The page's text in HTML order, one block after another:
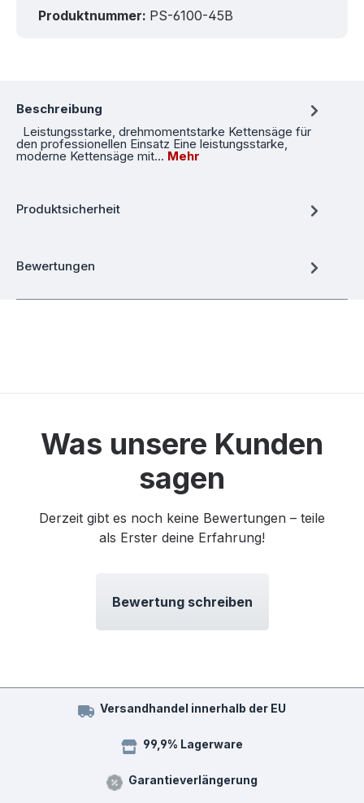
Produktnummer: PS-6100-45B
Beschreibung
Leistungsstarke, drehmomentstarke Kettensäge für
den professionellen Einsatz Eine leistungsstarke,
moderne Kettensäge mit… Mehr
Produktsicherheit
Bewertungen
Was unsere Kunden
sagen
Derzeit gibt es noch keine Bewertungen – teile
als Erster deine Erfahrung!
Bewertung schreiben
Versandhandel innerhalb der EU
99,9% Lagerware
Garantieverlängerung